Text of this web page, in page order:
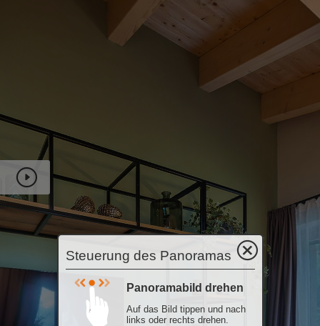
Steuerung des Panoramas
Panoramabild drehen
Auf das Bild tippen und nach
links oder rechts drehen.